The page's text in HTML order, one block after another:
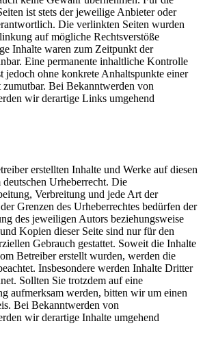
ist stets der jeweilige Anbieter oder
Die verlinkten Seiten wurden
auf mögliche Rechtsverstöße
Inhalte waren zum Zeitpunkt der
Eine permanente inhaltliche Kontrolle
jedoch ohne konkrete Anhaltspunkte einer
Bei Bekanntwerden von
wir derartige Links umgehend
erstellten Inhalte und Werke auf diesen
deutschen Urheberrecht. Die
Verbreitung und jede Art der
Grenzen des Urheberrechtes bedürfen der
des jeweiligen Autors beziehungsweise
Kopien dieser Seite sind nur für den
Gebrauch gestattet. Soweit die Inhalte
Betreiber erstellt wurden, werden die
Insbesondere werden Inhalte Dritter
Sollten Sie trotzdem auf eine
aufmerksam werden, bitten wir um einen
Bei Bekanntwerden von
wir derartige Inhalte umgehend